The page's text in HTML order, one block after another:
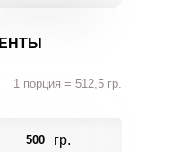
1 порция = 512,5 гр.
500 гр.